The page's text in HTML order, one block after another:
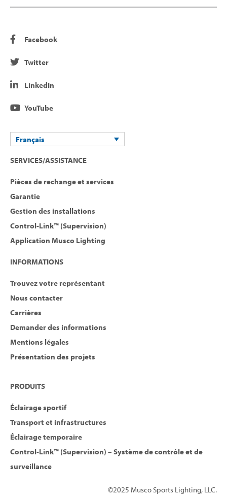
Facebook
Twitter
LinkedIn
YouTube
Français
SERVICES/ASSISTANCE
Pièces de rechange et services
Garantie
Gestion des installations
Control-Link™ (Supervision)
Application Musco Lighting
INFORMATIONS
Trouvez votre représentant
Nous contacter
Carrières
Demander des informations
Mentions légales
Présentation des projets
PRODUITS
Éclairage sportif
Transport et infrastructures
Éclairage temporaire
Control-Link™ (Supervision) – Système de contrôle et de
surveillance
©2025 Musco Sports Lighting, LLC.